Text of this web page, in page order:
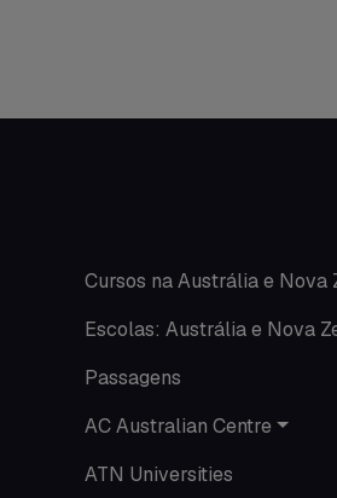
Cursos na Austrália e Nova
Escolas: Austrália e Nova
Passagens
AC Australian Centre
ATN Universities